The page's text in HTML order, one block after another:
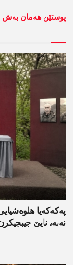
پوستێن ھەمان بەش
په‌كه‌كه‌یا
نه‌به‌، نایێ